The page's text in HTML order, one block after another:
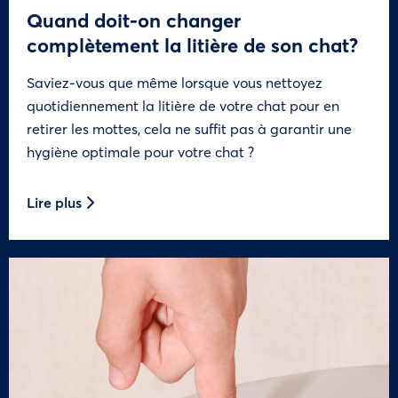
Quand doit-on changer
complètement la litière de son chat?
Saviez-vous que même lorsque vous nettoyez
quotidiennement la litière de votre chat pour en
retirer les mottes, cela ne suffit pas à garantir une
hygiène optimale pour votre chat ?
Lire plus